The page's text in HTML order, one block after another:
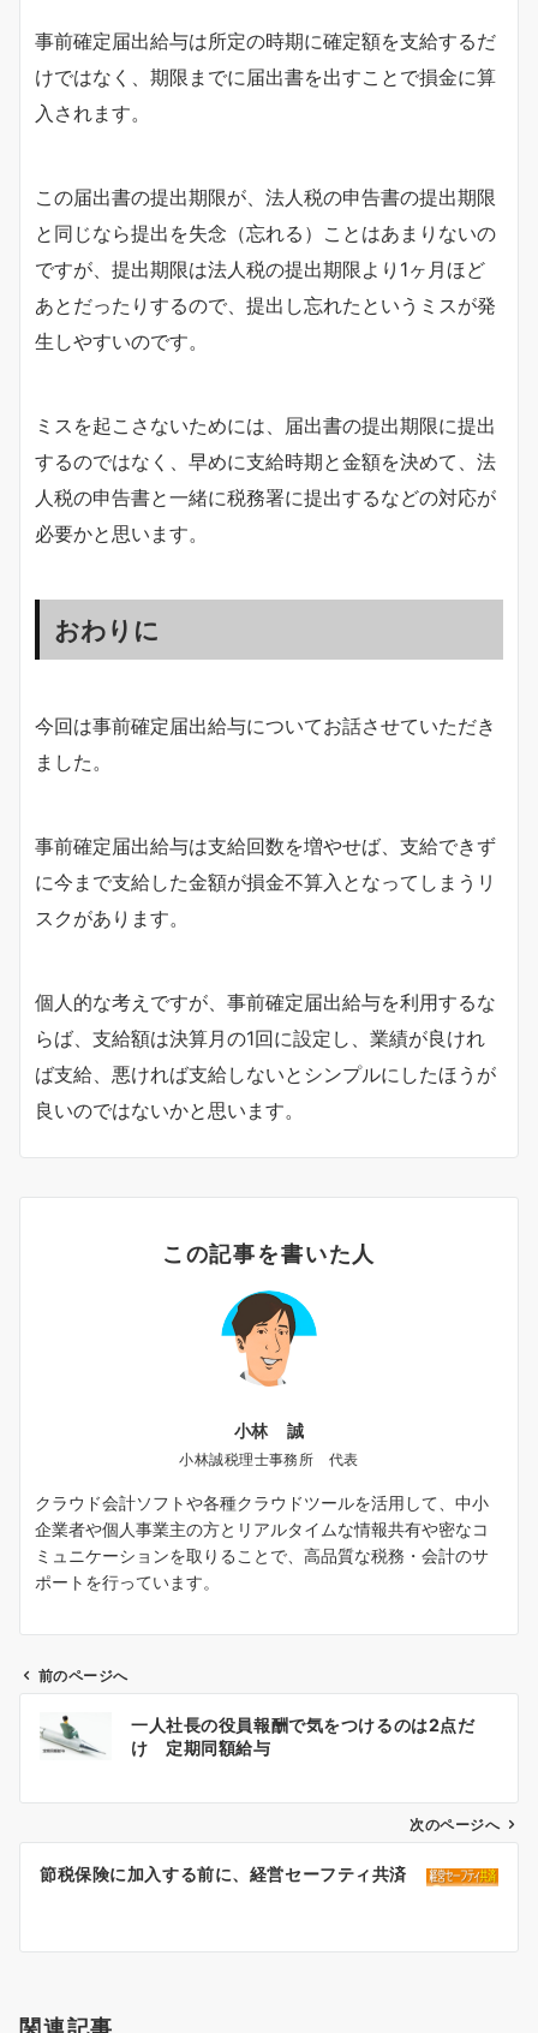
事前確定届出給与は所定の時期に確定額を支給するだ
けではなく、期限までに届出書を出すことで損金に算
入されます。
この届出書の提出期限が、法人税の申告書の提出期限
と同じなら提出を失念（忘れる）ことはあまりないの
ですが、提出期限は法人税の提出期限より1ヶ月ほど
あとだったりするので、提出し忘れたというミスが発
生しやすいのです。
ミスを起こさないためには、届出書の提出期限に提出
するのではなく、早めに支給時期と金額を決めて、法
人税の申告書と一緒に税務署に提出するなどの対応が
必要かと思います。
おわりに
今回は事前確定届出給与についてお話させていただき
ました。
事前確定届出給与は支給回数を増やせば、支給できず
に今まで支給した金額が損金不算入となってしまうリ
スクがあります。
個人的な考えですが、事前確定届出給与を利用するな
らば、支給額は決算月の1回に設定し、業績が良けれ
ば支給、悪ければ支給しないとシンプルにしたほうが
良いのではないかと思います。
この記事を書いた人
小林 誠
小林誠税理士事務所 代表
クラウド会計ソフトや各種クラウドツールを活用して、中小
企業者や個人事業主の方とリアルタイムな情報共有や密なコ
ミュニケーションを取りることで、高品質な税務・会計のサ
ポートを行っています。
ン
前のページへ
一人社長の役員報酬で気をつけるのは2点だ
け 定期同額給与
次のページへ
節税保険に加入する前に、経営セーフティ共済
関連記事